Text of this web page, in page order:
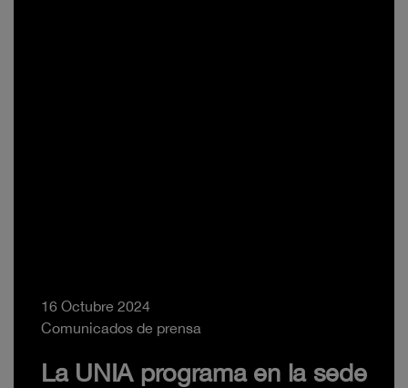
16 Octubre 2024
Comunicados de prensa
La UNIA programa en la sede